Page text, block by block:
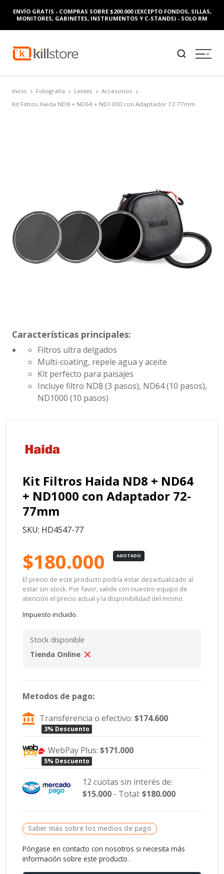
ENVÍO GRATIS - COMPRAS SOBRE $200.000 (EXCEPTO FONDOS, SILLAS,
MONITORES, GABINETES, INSTRUMENTOS Y C-STANDS) - SOLO RM
Inicio Fotografía Lentes
Accesorios
Kit Filtros Haida ND8 + ND64 + ND1000 con Adaptador 72-77mm
Características principales:
Filtros ultra delgados
Multi-coating, repele agua y aceite
Kit perfecto para paisajes
Incluye filtro ND8 (3 pasos), ND64 (10 pasos),
ND1000 (10 pasos)
Kit Filtros Haida ND8 + ND64
+ ND1000 con Adaptador 72-
77mm
SKU: HD4547-77
$180.000 AGOTADO
El precio de este producto podría estar desactualizado al
estar sin stock. Por favor, valide con nuestro equipo de
atención el precio actual y la disponibilidad del mismo.
Impuesto incluido.
Stock disponible
Tienda Online
Metodos de pago:
Transferencia o efectivo:$174.600
3% Descuento
WebPay Plus:$171.000
5% Descuento
12 cuotas sin interés de:
$15.000- Total: $180.000
Saber más sobre los medios de pago
Póngase en contacto con nosotros si necesita más
información sobre este producto.